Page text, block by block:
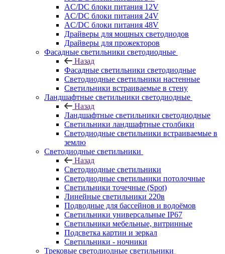
AC/DC блоки питания 12V
AC/DC блоки питания 24V
AC/DC блоки питания 48V
Драйверы для мощных светодиодов
Драйверы для прожекторов
Фасадные светильники светодиодные
Назад
Фасадные светильники светодиодные
Светодиодные светильники настенные
Светильники встраиваемые в стену
Ландшафтные светильники светодиодные
Назад
Ландшафтные светильники светодиодные
Светильники ландшафтные столбики
Светодиодные светильники встраиваемые в
землю
Светодиодные светильники
Назад
Светодиодные светильники
Светодиодные светильники потолочные
Светильники точечные (Spot)
Линейные светильники 220в
Подводные для бассейнов и водоёмов
Светильники универсальные IP67
Светильники мебельные, витринные
Подсветка картин и зеркал
Светильники - ночники
Трековые светодиодные светильники